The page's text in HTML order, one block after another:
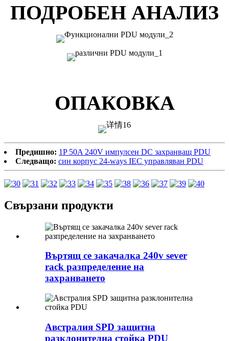
ПОДРОБЕН АНАЛИЗ
ОПАКОВКА
Предишно: 1P 50A 240V импулсен DC захранващ PDU
Следващо: син корпус 24-ways IEC управляван PDU
Свързани продукти
Въртящ се закачалка 240v sever
rack разпределение на
захранването
Австралия SPD защитна
разклонителна стойка PDU